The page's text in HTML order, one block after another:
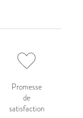
Promesse
de
satisfaction